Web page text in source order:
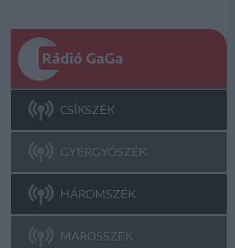
Rádió GaGa
CSÍKSZÉK
GYERGYÓSZÉK
HÁROMSZÉK
MAROSSZÉK